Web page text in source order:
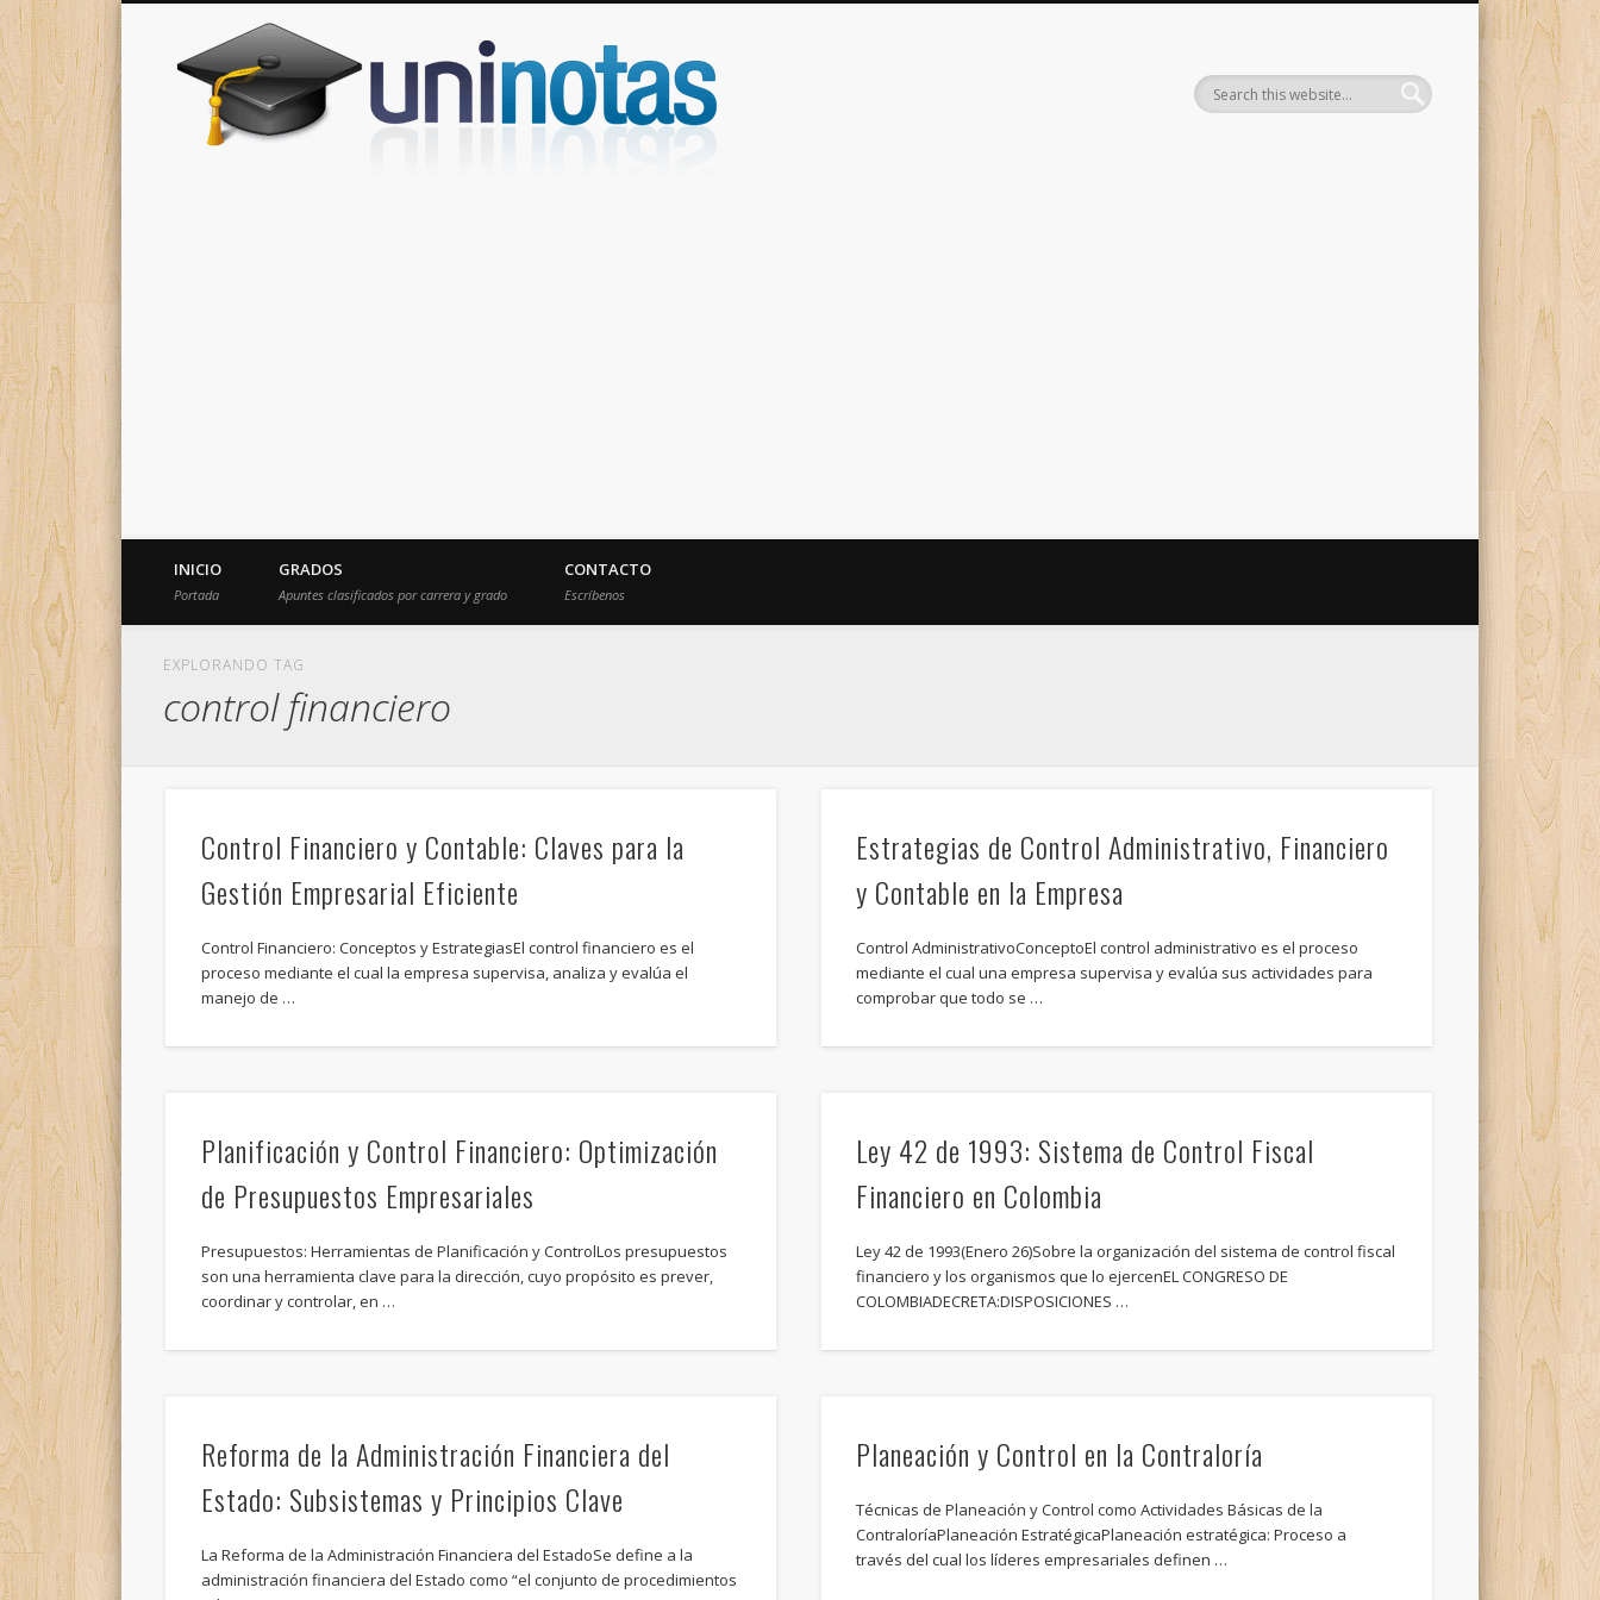
Donde encontrarás todas los apuntes de tu carrera
INICIO
Portada
GRADOS
Apuntes clasificados por carrera y grado
CONTACTO
Escríbenos
EXPLORANDO TAG
control financiero
Control Financiero y Contable: Claves para la
Gestión Empresarial Eficiente
Control Financiero: Conceptos y EstrategiasEl control financiero es el
proceso mediante el cual la empresa supervisa, analiza y evalúa el
manejo de …
Estrategias de Control Administrativo, Financiero
y Contable en la Empresa
Control AdministrativoConceptoEl control administrativo es el proceso
mediante el cual una empresa supervisa y evalúa sus actividades para
comprobar que todo se …
Planificación y Control Financiero: Optimización
de Presupuestos Empresariales
Presupuestos: Herramientas de Planificación y ControlLos presupuestos
son una herramienta clave para la dirección, cuyo propósito es prever,
coordinar y controlar, en …
Ley 42 de 1993: Sistema de Control Fiscal
Financiero en Colombia
Ley 42 de 1993(Enero 26)Sobre la organización del sistema de control fiscal
financiero y los organismos que lo ejercenEL CONGRESO DE
COLOMBIADECRETA:DISPOSICIONES …
Reforma de la Administración Financiera del
Estado: Subsistemas y Principios Clave
La Reforma de la Administración Financiera del EstadoSe define a la
administración financiera del Estado como “el conjunto de procedimientos
Planeación y Control en la Contraloría
Técnicas de Planeación y Control como Actividades Básicas de la
ContraloríaPlaneación EstratégicaPlaneación estratégica: Proceso a
través del cual los líderes empresariales definen …